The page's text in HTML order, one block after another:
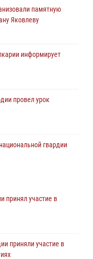
памятную
Яковлеву
информирует
провел урок
гвардии
с профессиональным
принял участие в
приняли участие в